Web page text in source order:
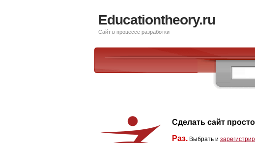
Educationtheory.ru
Сайт в процессе разработки
Сделать сайт просто
Раз. Выбрать и